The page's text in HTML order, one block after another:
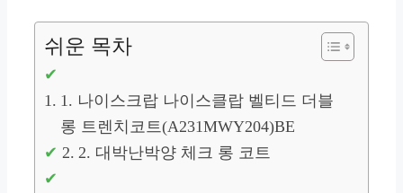
쉬운 목차
1. 나이스크랍 나이스클랍 벨티드 더블
롱 트렌치코트(A231MWY204)BE
2. 대박난박양 체크 롱 코트